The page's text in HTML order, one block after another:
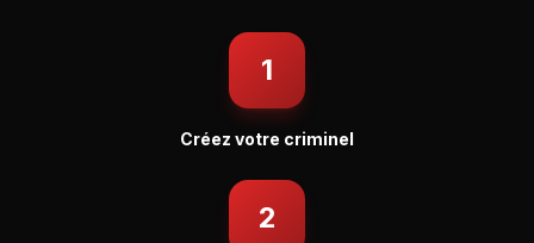
1
Créez votre criminel
2